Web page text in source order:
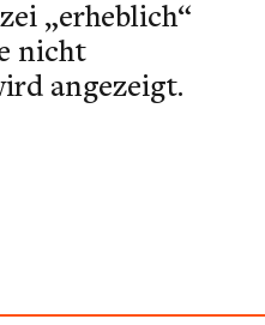
„erheblich“
nicht
angezeigt.